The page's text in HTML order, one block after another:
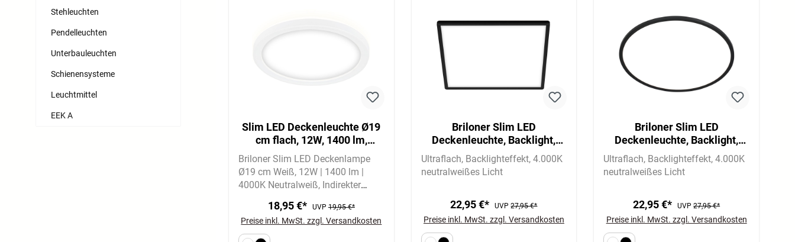
Stehleuchten
Pendelleuchten
Unterbauleuchten
Schienensysteme
Leuchtmittel
EEK A
Slim LED Deckenleuchte Ø19
cm flach, 12W, 1400 lm,
Neutralweiß, Backlight, Weiß
Briloner Slim LED Deckenlampe
Ø19 cm Weiß 12W | 1400 lm |
4000K Neutralweiß Indirekter
Raumlicht18,95 €* UVP19,95 €*
Preise inkl. MwSt. zzgl. Versandkosten
Briloner Slim LED
Deckenleuchte, Backlight,
Flach, Eckig, 29,3x29,3cm,
Schwarz
Ultraflach Backlighteffekt 4.000K
neutralweißes Licht
22,95 €* UVP27,95 €*
Preise inkl. MwSt. zzgl. Versandkosten
Briloner Slim LED
Deckenleuchte, Backlight,
Flach, Rund, 29,3cm, Schwarz
Ultraflach Backlighteffekt 4.000K
neutralweißes Licht
22,95 €* UVP27,95 €*
Preise inkl. MwSt. zzgl. Versandkosten